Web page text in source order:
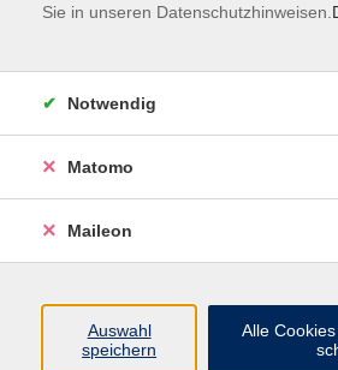
Sie in unseren Datenschutzhinweisen.
Notwendig
Matomo
Maileon
Auswahl
speichern
Alle